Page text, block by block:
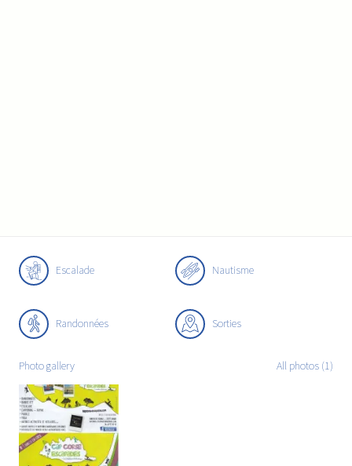
Escalade Nautisme
Randonnées Sorties
Photo gallery All photos (1)